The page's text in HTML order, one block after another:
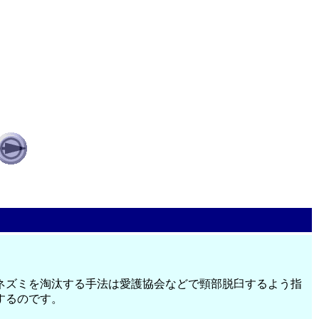
ミを淘汰する手法は愛護協会などで頸部脱臼するよう指
のです。